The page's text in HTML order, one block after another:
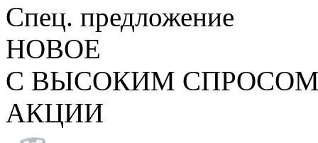
Спец. предложение
НОВОЕ
С ВЫСОКИМ
АКЦИИ